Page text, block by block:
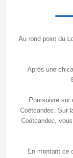
Au rond point du
Après une
Poursuivre sur
Coëtcandec. Sur
Coëtcandec,
En montant ce